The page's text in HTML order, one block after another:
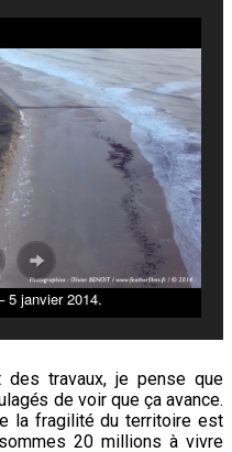
5 janvier 2014.
travaux, je pense que
de voir que ça avance.
la fragilité du territoire est
20 millions à vivre